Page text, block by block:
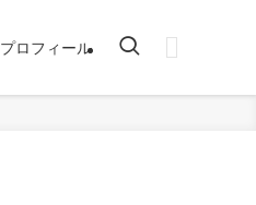
プロフィール